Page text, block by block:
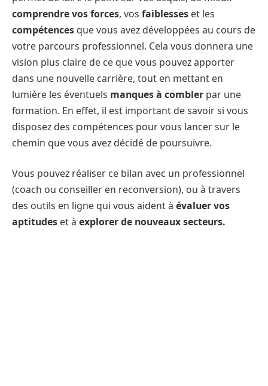
comprendre vos forces, vos faiblesses et les
compétences que vous avez développées au cours de
votre parcours professionnel. Cela vous donnera une
vision plus claire de ce que vous pouvez apporter
dans une nouvelle carrière, tout en mettant en
lumière les éventuels manques à combler par une
formation. En effet, il est important de savoir si vous
disposez des compétences pour vous lancer sur le
chemin que vous avez décidé de poursuivre.
Vous pouvez réaliser ce bilan avec un professionnel
(coach ou conseiller en reconversion), ou à travers
des outils en ligne qui vous aident à évaluer vos
aptitudes et à explorer de nouveaux secteurs.